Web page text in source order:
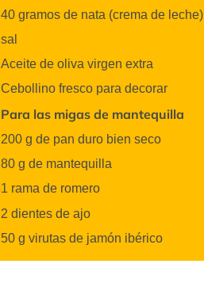
40 gramos de nata (crema de leche)
sal
Aceite de oliva virgen extra
Cebollino fresco para decorar
Para las migas de mantequilla
200 g de pan duro bien seco
80 g de mantequilla
1 rama de romero
2 dientes de ajo
50 g virutas de jamón ibérico